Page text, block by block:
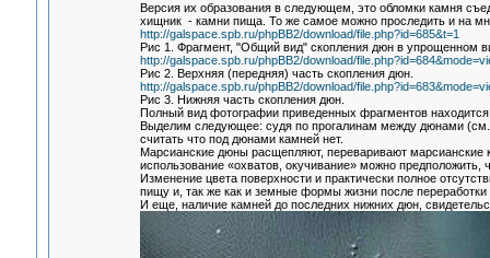
Версия их образования в следующем, это обломки камня
хищник - камни пища. То же самое можно проследить и на
http://galspace.spb.ru/phpBB2/download/file.php?id=685&t=1
Рис 1. Фрагмент, "Общий вид" скопления дюн в упрощенном
http://galspace.spb.ru/phpBB2/download/
Рис 2. Верхняя (передняя) часть скопления дюн.
http://galspace.spb.ru/phpBB2/download/
Рис 3. Нижняя часть скопления дюн.
Полный вид фотографии приведенных фрагментов
Выделим следующее: судя по прогалинам между дюнами
считать что под дюнами камней нет.
Марсианские дюны расщепляют, переваривают
использование «охватов, окучивание» можно
Изменение цвета поверхности и практически полное
пищу и, так же как и земные формы жизни после
И еще, наличие камней до последних нижних дюн,